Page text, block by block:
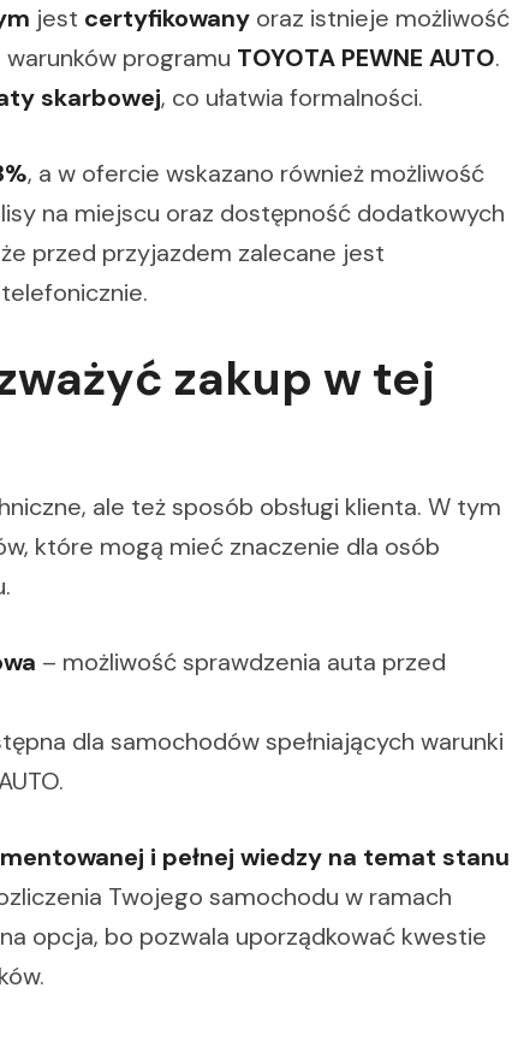
jest certyfikowany oraz istnieje możliwość
warunków programu TOYOTA PEWNE AUTO.
skarbowej, co ułatwia formalności.
, a w ofercie wskazano również możliwość
na miejscu oraz dostępność dodatkowych
przed przyjazdem zalecane jest
zakup w tej
ale też sposób obsługi klienta. W tym
które mogą mieć znaczenie dla osób
– możliwość sprawdzenia auta przed
dla samochodów spełniających warunki
i pełnej wiedzy na temat stanu
Twojego samochodu w ramach
opcja, bo pozwala uporządkować kwestie